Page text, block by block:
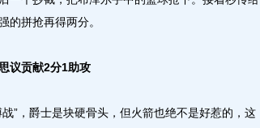
的拼抢再得两分。
议贡献2分1助攻
，爵士是块硬骨头，但火箭也绝不是好惹的，这